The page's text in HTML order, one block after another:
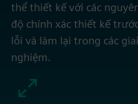
thể thiết kế với các
độ chính xác thiết kế
lỗi và làm lại trong các
nghiệm.